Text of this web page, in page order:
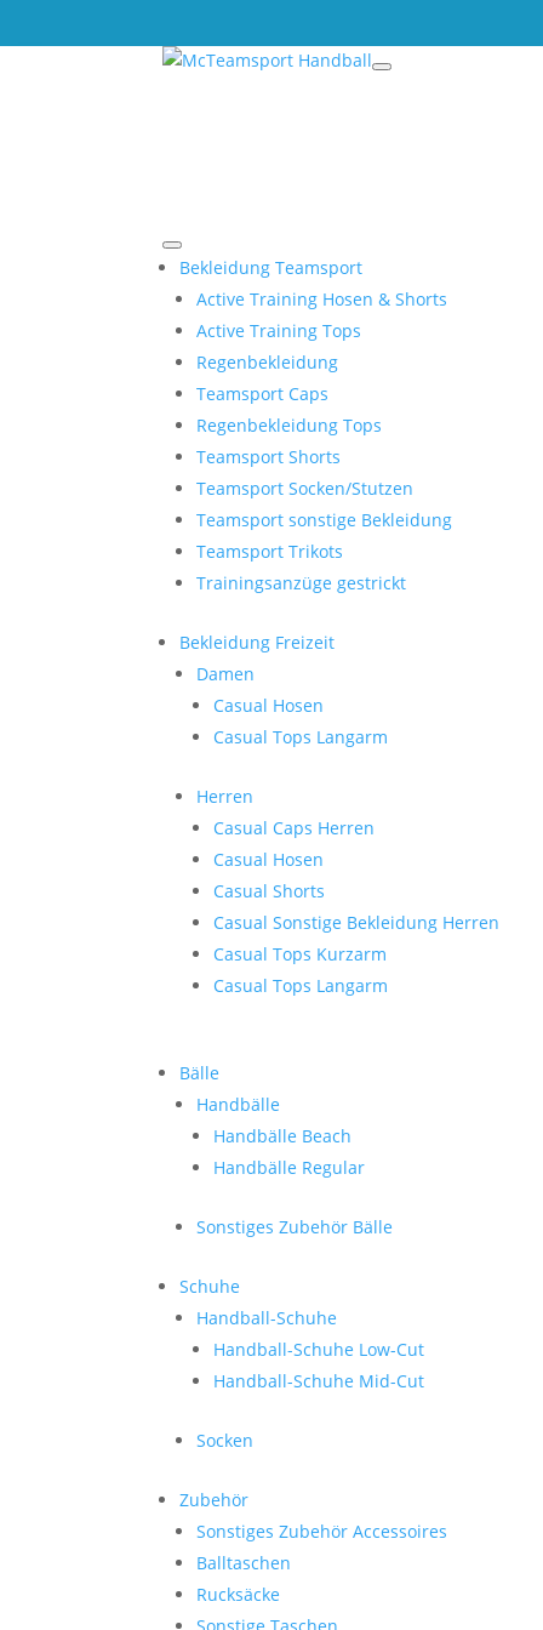
Bekleidung Teamsport
Active Training Hosen & Shorts
Active Training Tops
Regenbekleidung
Teamsport Caps
Regenbekleidung Tops
Teamsport Shorts
Teamsport Socken/Stutzen
Teamsport sonstige Bekleidung
Teamsport Trikots
Trainingsanzüge gestrickt
Bekleidung Freizeit
Damen
Casual Hosen
Casual Tops Langarm
Herren
Casual Caps Herren
Casual Hosen
Casual Shorts
Casual Sonstige Bekleidung Herren
Casual Tops Kurzarm
Casual Tops Langarm
Bälle
Handbälle
Handbälle Beach
Handbälle Regular
Sonstiges Zubehör Bälle
Schuhe
Handball-Schuhe
Handball-Schuhe Low-Cut
Handball-Schuhe Mid-Cut
Socken
Zubehör
Sonstiges Zubehör Accessoires
Balltaschen
Rucksäcke